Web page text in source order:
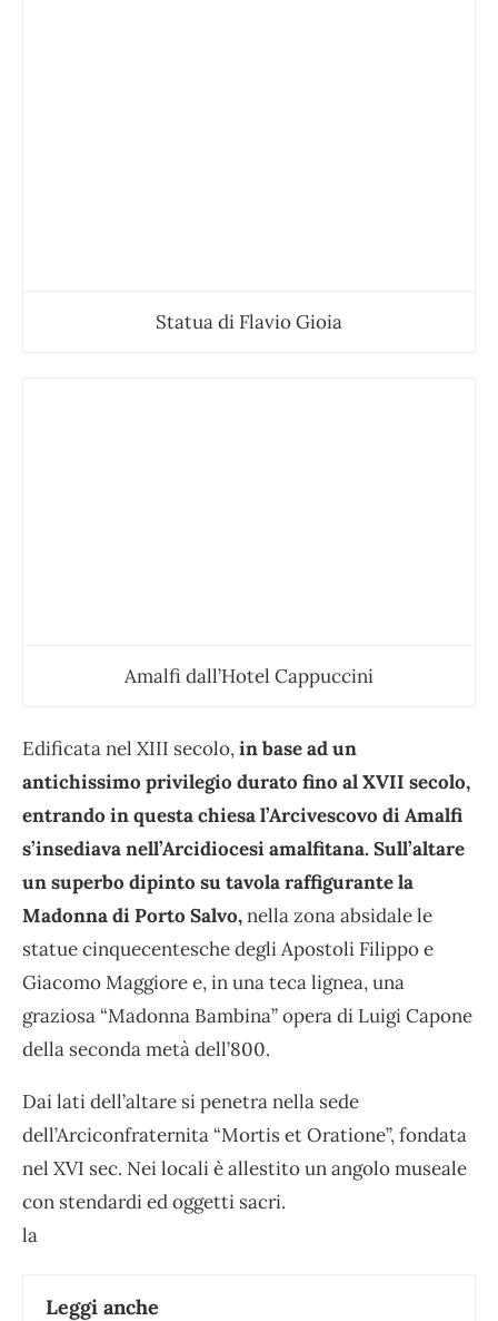
Statua di Flavio Gioia
Amalfi dall’Hotel Cappuccini
Edificata nel XIII secolo,in base ad un
antichissimo privilegio durato fino al XVII secolo,
entrando in questa chiesa l’Arcivescovo di Amalfi
s’insediava nell’Arcidiocesi amalfitana. Sull’altare
un superbo dipinto su tavola raffigurante la
Madonna di Porto Salvo,nella zona absidale le
statue cinquecentesche degli Apostoli Filippo e
Giacomo Maggiore e, in una teca lignea, una
graziosa “Madonna Bambina” opera di Luigi Capone
della seconda metà dell’800.
Dai lati dell’altare si penetra nella sede
dell’Arciconfraternita “Mortis et Oratione”, fondata
nel XVI sec. Nei locali è allestito un angolo museale
con stendardi ed oggetti sacri.
la
Leggi anche